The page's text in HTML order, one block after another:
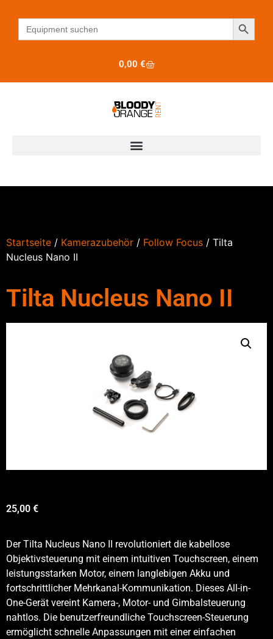
Search
for:
Search
0,00 €
Startseite / Kamerazubehör / Follow Focus / Tilta
Nucleus Nano II
Tilta Nucleus Nano II
25,00 €
Der Tilta Nucleus Nano II revolutioniert die kabellose
Objektivsteuerung mit einem intuitiven Touchscreen, einem
leistungsstarken Motor, einem langlebigen Akku und
fortschrittlicher Mehrkanal-Kommunikation. Dieses All-in-
One-Gerät vereint Kamera-, Motor- und Gimbalsteuerung
nahtlos. Die benutzerfreundliche Touchscreen-Steuerung
ermöglicht schnelle Anpassungen mit einer einfachen